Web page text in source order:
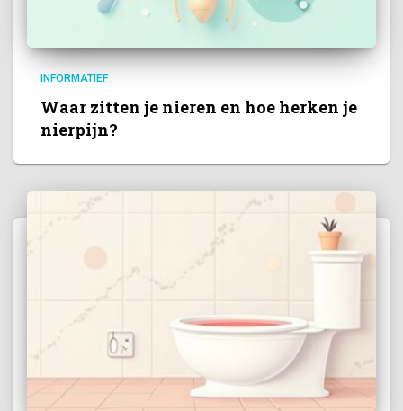
INFORMATIEF
Waar zitten je nieren en hoe herken je
nierpijn?